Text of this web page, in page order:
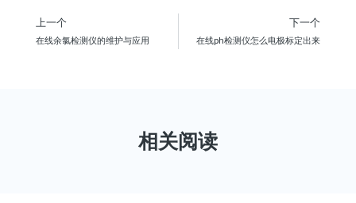
上一个
在线余氯检测仪的维护与应用
下一个
在线ph检测仪怎么电极标定出来
相关阅读